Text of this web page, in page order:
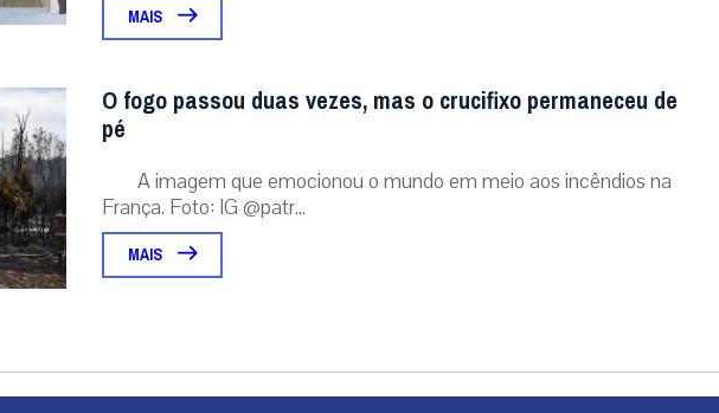
MAIS
O fogo passou duas vezes, mas o crucifixo permaneceu de
pé
A imagem que emocionou o mundo em meio aos incêndios na
França. Foto: IG @patr...
MAIS